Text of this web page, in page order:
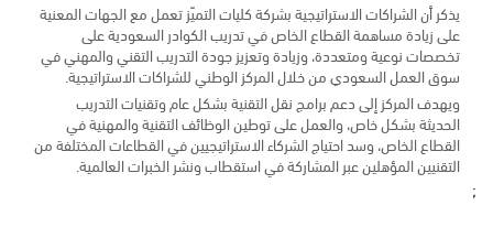
يذكر أن الشراكات الاستراتيجية بشركة كليات التميّز تعمل مع الجهات المعنية
على زيادة مساهمة القطاع الخاص في تدريب الكوادر السعودية على
تخصصات نوعية ومتعددة، وزيادة وتعزيز جودة التدريب التقني والمهني في
سوق العمل السعودي من خلال المركز الوطني للشراكات الاستراتيجية.
ويهدف المركز إلى دعم برامج نقل التقنية بشكل عام وتقنيات التدريب
الحديثة بشكل خاص، والعمل على توطين الوظائف التقنية والمهنية في
القطاع الخاص، وسد احتياج الشركاء الاستراتيجيين في القطاعات المختلفة من
التقنيين المؤهلين عبر المشاركة في استقطاب ونشر الخبرات العالمية.
;